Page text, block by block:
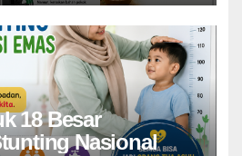
18 Besar
Nasional